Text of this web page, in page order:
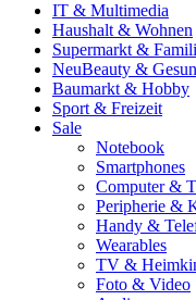
IT & Multimedia
Haushalt & Wohnen
Supermarkt &
NeuBeauty &
Baumarkt & Hobby
Sport & Freizeit
Sale
Notebook
Smartphones
Computer &
Peripherie &
Handy &
Wearables
TV &
Foto & Video